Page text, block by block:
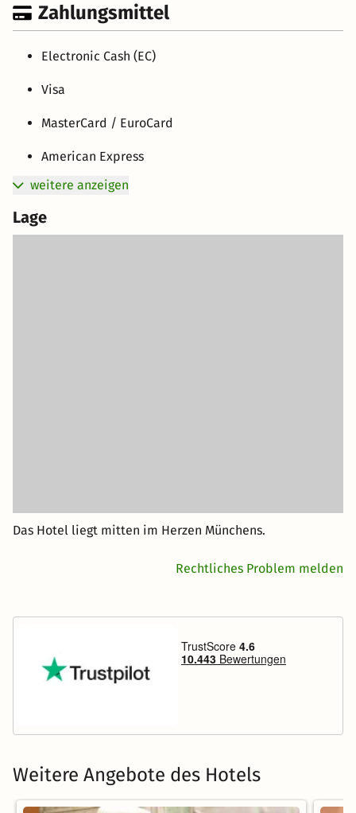
Zahlungsmittel
Electronic Cash (EC)
Visa
MasterCard / EuroCard
American Express
weitere anzeigen
Lage
Das Hotel liegt mitten im Herzen Münchens.
Rechtliches Problem melden
Weitere Angebote des Hotels